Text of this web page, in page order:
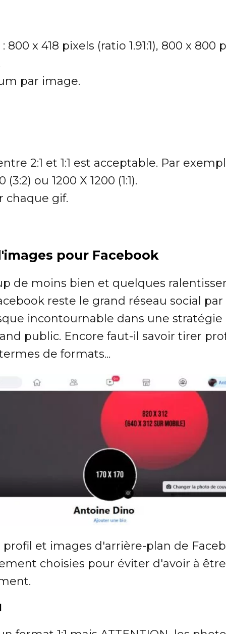
800 x 418 pixels (ratio 1.91:1), 800 x 800
par image.
2:1 et 1:1 est acceptable. Par
(3:2) ou 1200 X 1200 (1:1).
chaque gif.
pour Facebook
de moins bien et quelques
reste le grand réseau social
incontournable dans une stratégie
public. Encore faut-il savoir tirer
de formats...
profil et images d'arrière-plan de
choisies pour éviter d'avoir à